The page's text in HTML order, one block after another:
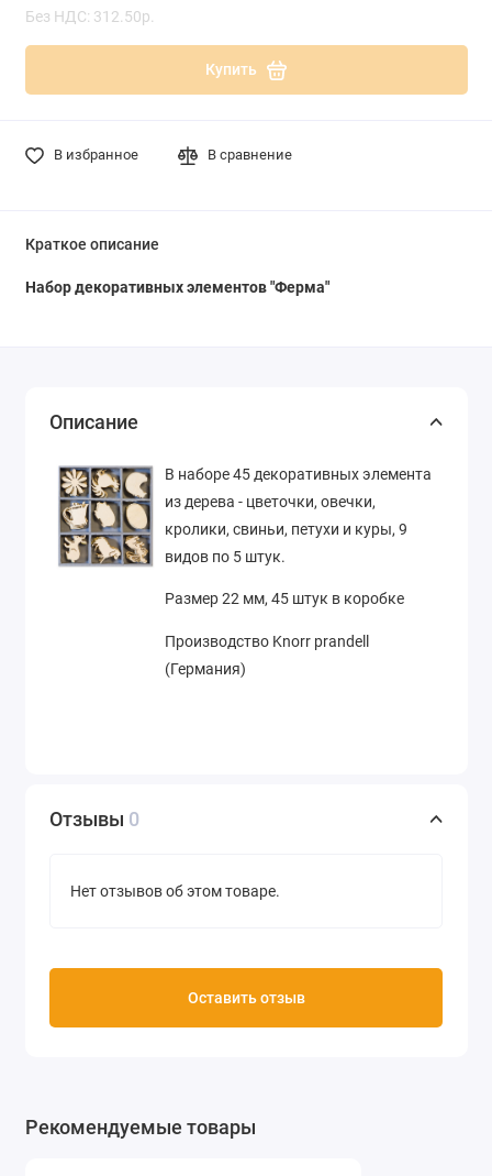
Без НДС: 312.50р.
Купить
В избранное В сравнение
Краткое описание
Набор декоративных элементов "Ферма"
Описание
В наборе 45 декоративных элемента
из дерева - цветочки, овечки,
кролики, свиньи, петухи и куры, 9
видов по 5 штук.
Размер22 мм, 45 штук в коробке
Производство Knorr prandell
(Германия)
Отзывы 0
Нет отзывов об этом товаре.
Оставить отзыв
Рекомендуемые товары